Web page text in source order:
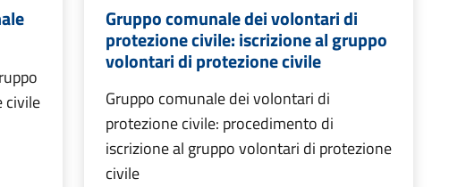
civile
Gruppo comunale dei volontari di
protezione civile: iscrizione al gruppo
volontari di protezione civile
Gruppo comunale dei volontari di
protezione civile: procedimento di
iscrizione al gruppo volontari di protezione
civile